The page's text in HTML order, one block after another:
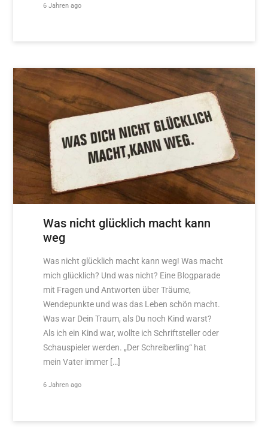
6 Jahren ago
Was nicht glücklich macht kann
weg
Was nicht glücklich macht kann weg! Was macht
mich glücklich? Und was nicht? Eine Blogparade
mit Fragen und Antworten über Träume,
Wendepunkte und was das Leben schön macht.
Was war Dein Traum, als Du noch Kind warst?
Als ich ein Kind war, wollte ich Schriftsteller oder
Schauspieler werden. „Der Schreiberling“ hat
mein Vater immer […]
6 Jahren ago